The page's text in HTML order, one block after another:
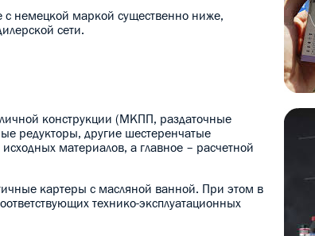
с немецкой маркой существенно ниже,
сети.
конструкции (МКПП, раздаточные
редукторы, другие шестеренчатые
материалов, а главное – расчетной
картеры с масляной ванной. При этом в
технико-эксплуатационных